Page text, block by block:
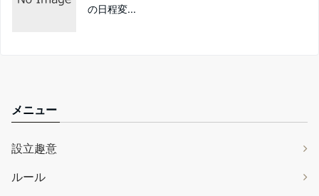
の日程変...
メニュー
設立趣意
ルール